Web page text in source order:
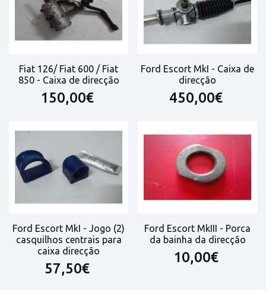
Fiat 126/ Fiat 600 / Fiat
850 - Caixa de direcção
150,00€
Ford Escort MkI - Caixa de
direcção
450,00€
Ford Escort MkI - Jogo (2)
casquilhos centrais para
caixa direcção
57,50€
Ford Escort MkIII - Porca
da bainha da direcção
10,00€